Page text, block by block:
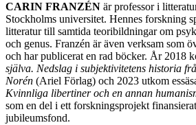
CARIN FRANZÉN är professor i
Stockholms universitet. Hennes forskning
litteratur till samtida teoribildningar om
och genus. Franzén är även verksam som
och har publicerat en rad böcker. År 2018
själva. Nedslag i subjektivitetens historia
Norén (Ariel Förlag) och 2023 utkom
Kvinnliga libertiner och en annan
som en del i ett forskningsprojekt
jubileumsfond.